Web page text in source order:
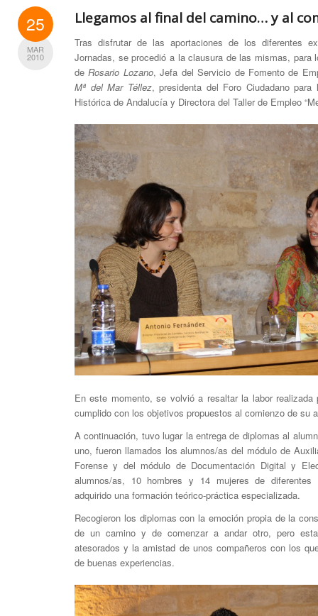
25
MAR
2010
Llegamos al final del camino… y al
Tras disfrutar de las aportaciones de los diferentes
Jornadas, se procedió a la clausura de las mismas, para
deRosario Lozano, Jefa del Servicio de Fomento de
Mª del Mar Téllez, presidenta del Foro Ciudadano
Histórica de Andalucía y Directora del Taller de Empleo
En este momento, se volvió a resaltar la labor
cumplido con los objetivos propuestos al comienzo de su
A continuación, tuvo lugar la entrega de diplomas al
uno, fueron llamados los alumnos/as del módulo de
Forense y del módulo de Documentación Digital y
alumnos/as, 10 hombres y 14 mujeres de diferentes
adquirido una formación teórico-práctica especializada.
Recogieron los diplomas con la emoción propia de la
de un camino y de comenzar a andar otro, pero
atesorados y la amistad de unos compañeros con los
de buenas experiencias.